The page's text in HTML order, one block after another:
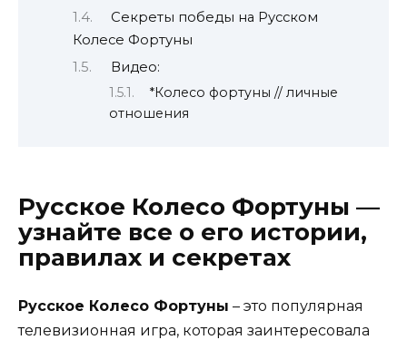
Секреты победы на Русском
Колесе Фортуны
Видео:
*Колесо фортуны // личные
отношения
Русское Колесо Фортуны —
узнайте все о его истории,
правилах и секретах
Русское Колесо Фортуны – это популярная
телевизионная игра, которая заинтересовала